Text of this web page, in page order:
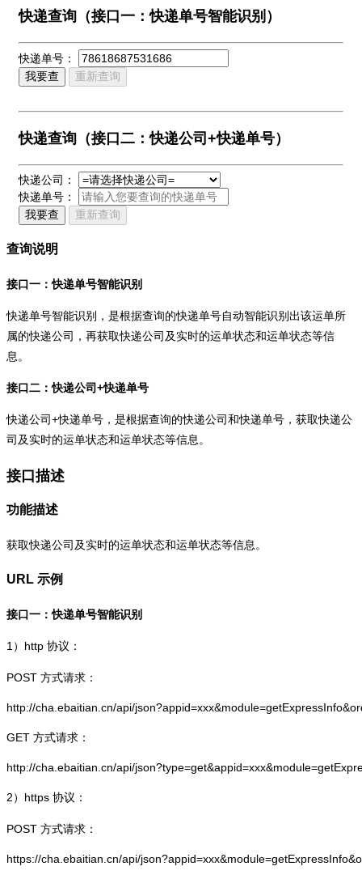
快递查询（接口一：快递单号智能识别）
快递单号：
我要查
重新查询
快递查询（接口二：快递公司+快递单号）
快递公司：
快递单号：
我要查
重新查询
查询说明
接口一：快递单号智能识别
快递单号智能识别，是根据查询的快递单号自动智能识别出该运单所
属的快递公司，再获取快递公司及实时的运单状态和运单状态等信
息。
接口二：快递公司+快递单号
快递公司+快递单号，是根据查询的快递公司和快递单号，获取快递公
司及实时的运单状态和运单状态等信息。
接口描述
功能描述
获取快递公司及实时的运单状态和运单状态等信息。
URL 示例
接口一：快递单号智能识别
1） http 协议：
POST 方式请求：
http://cha.ebaitian.cn/api/
GET 方式请求：
http://cha.ebaitian.cn/api/
2） https 协议：
POST 方式请求：
https://cha.ebaitian.cn/api/